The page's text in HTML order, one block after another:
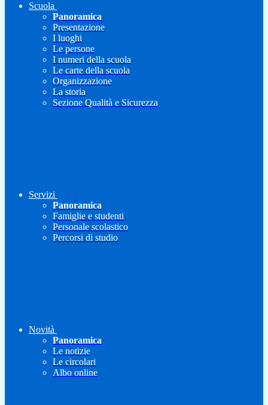
Scuola
Panoramica
Presentazione
I luoghi
Le persone
I numeri della scuola
Le carte della scuola
Organizzazione
La storia
Sezione Qualità e Sicurezza
Servizi
Panoramica
Famiglie e studenti
Personale scolastico
Percorsi di studio
Novità
Panoramica
Le notizie
Le circolari
Albo online